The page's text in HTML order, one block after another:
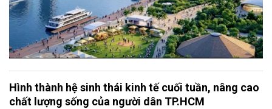
Hình thành hệ sinh thái kinh tế cuối tuần, nâng cao
chất lượng sống của người dân TP.HCM